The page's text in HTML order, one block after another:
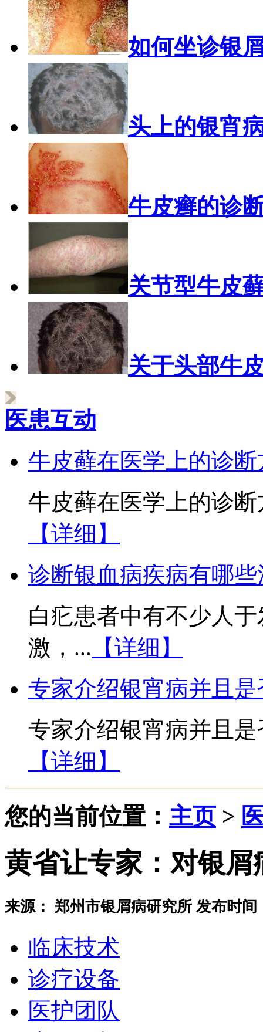
如何坐诊银
头上的银宵
牛皮癣的诊
关节型牛皮
关于头部牛
医患互动
牛皮藓在医学上的诊断
牛皮藓在医学上的诊
【详细】
诊断银血病疾病有哪
白疕患者中有不少人
激，... 【详细】
专家介绍银宵病并且
专家介绍银宵病并且
【详细】
您的当前位置： 主页>
黄省让专家：对银
来源： 郑州市银屑病研究所 发布时间
临床技术
诊疗设备
医护团队